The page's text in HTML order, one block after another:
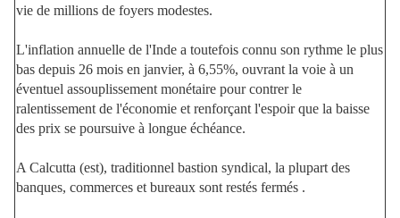
vie de millions de foyers modestes.
L'inflation annuelle de l'Inde a toutefois connu son rythme le plus
bas depuis 26 mois en janvier, à 6,55%, ouvrant la voie à un
éventuel assouplissement monétaire pour contrer le
ralentissement de l'économie et renforçant l'espoir que la baisse
des prix se poursuive à longue échéance.
A Calcutta (est), traditionnel bastion syndical, la plupart des
banques, commerces et bureaux sont restés fermés .